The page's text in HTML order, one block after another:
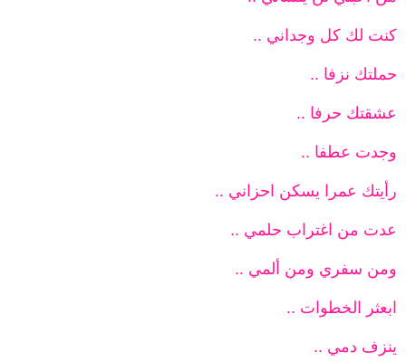
كنت لك كل وجداني ..
حملتك نزفا ..
عشقتك حرفا ..
وجدت عطفا ..
رأيتك عمرا يسكن احزاني ..
عدت من اغتراب حلمي ..
ومن سفري ومن ألمي ..
ابعثر الخطوات ..
ينزف دمي ..